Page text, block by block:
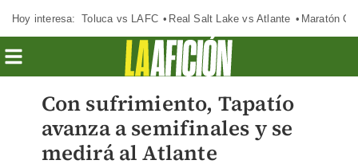
Hoy interesa: Toluca vs LAFC Real Salt Lake vs Atlante Maratón
Con sufrimiento, Tapatío
avanza a semifinales y se
medirá al Atlante